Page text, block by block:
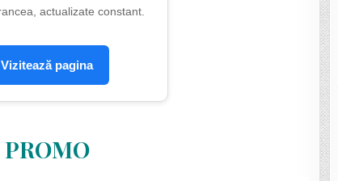
actualizate constant.
Vizitează pagina
PROMO